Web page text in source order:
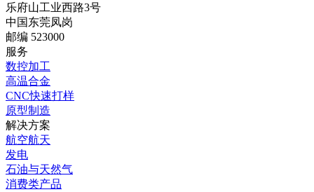
乐府山工业西路3号
中国东莞凤岗
邮编 523000
服务
数控加工
高温合金
CNC快速打样
原型制造
解决方案
航空航天
发电
石油与天然气
消费类产品